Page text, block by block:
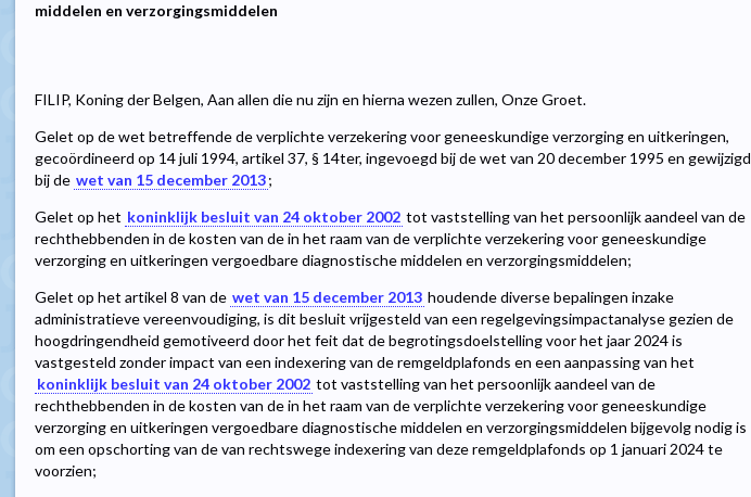
middelen en verzorgingsmiddelen
FILIP, Koning der Belgen, Aan allen die nu zijn en hierna wezen zullen, Onze Groet.
Gelet op de wet betreffende de verplichte verzekering voor geneeskundige verzorging en uitkeringen,
gecoördineerd op 14 juli 1994, artikel 37, § 14ter, ingevoegd bij de wet van 20 december 1995 en gewijzigd
bij de wet van 15 december 2013;
Gelet op het koninklijk besluit van 24 oktober 2002 tot vaststelling van het persoonlijk aandeel van de
rechthebbenden in de kosten van de in het raam van de verplichte verzekering voor geneeskundige
verzorging en uitkeringen vergoedbare diagnostische middelen en verzorgingsmiddelen;
Gelet op het artikel 8 van de wet van 15 december 2013 houdende diverse bepalingen inzake
administratieve vereenvoudiging, is dit besluit vrijgesteld van een regelgevingsimpactanalyse gezien de
hoogdringendheid gemotiveerd door het feit dat de begrotingsdoelstelling voor het jaar 2024 is
vastgesteld zonder impact van een indexering van de remgeldplafonds en een aanpassing van het
koninklijk besluit van 24 oktober 2002 tot vaststelling van het persoonlijk aandeel van de
rechthebbenden in de kosten van de in het raam van de verplichte verzekering voor geneeskundige
verzorging en uitkeringen vergoedbare diagnostische middelen en verzorgingsmiddelen bijgevolg nodig is
om een opschorting van de van rechtswege indexering van deze remgeldplafonds op 1 januari 2024 te
voorzien;